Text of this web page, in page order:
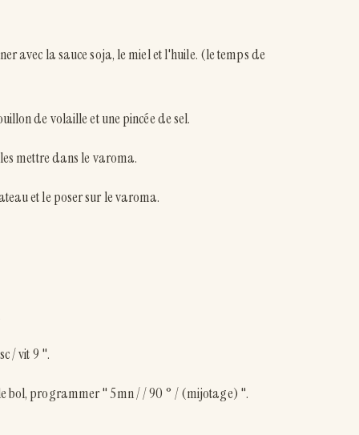
avec la sauce soja, le miel et l'huile. (le temps de
de volaille et une pincée de sel.
mettre dans le varoma.
et le poser sur le varoma.
/ vit 9 ".
bol, programmer " 5mn / / 90 ° /(mijotage) ".